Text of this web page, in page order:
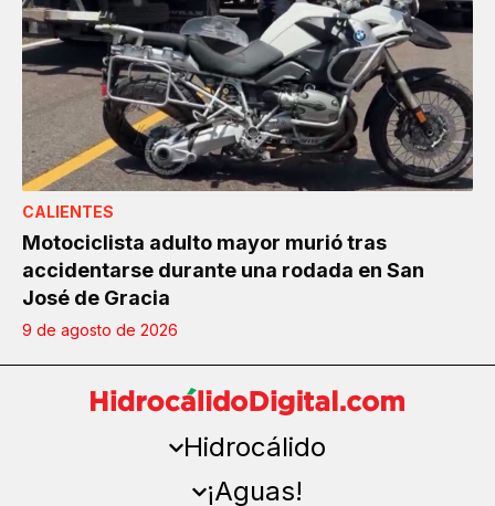
CALIENTES
Motociclista adulto mayor murió tras
accidentarse durante una rodada en San
José de Gracia
9 de agosto de 2026
Hidrocálido
¡Aguas!